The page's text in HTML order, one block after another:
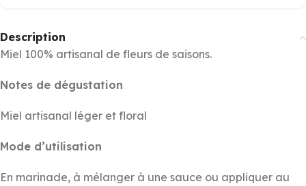
Description
Miel 100% artisanal de fleurs de saisons.
Notes de dégustation
Miel artisanal léger et floral
Mode d’utilisation
En marinade, à mélanger à une sauce ou appliquer au